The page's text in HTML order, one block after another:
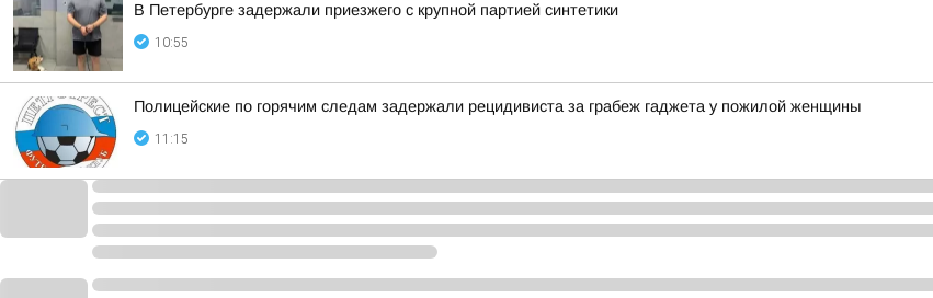
В Петербурге задержали приезжего с крупной партией синтетики
10:55
Полицейские по горячим следам задержали рецидивиста за грабеж гаджета у пожилой женщины
11:15